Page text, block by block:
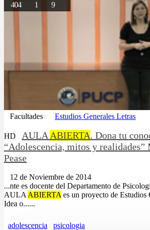
404 1 9
Facultades Estudios Generales Letras
HD AULA ABIERTA. Dona tu
“Adolescencia, mitos y realidades”
Pease
12 de Noviembre de 2014
...nte es docente del Departamento de
AULA ABIERTA es un proyecto de Estudios
Idea o......
adolescencia psicologia